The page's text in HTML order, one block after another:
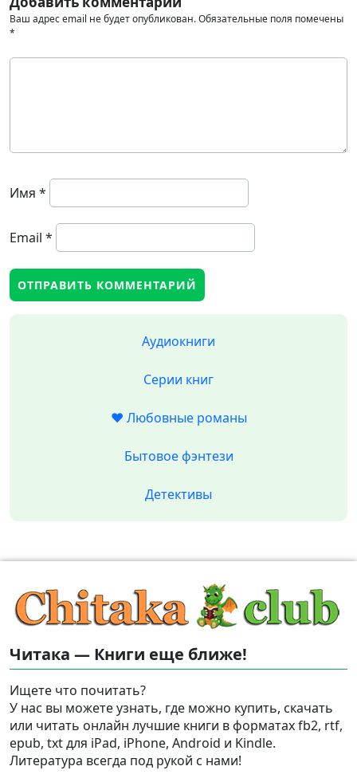
Ваш адрес email не будет опубликован.Обязательные поля помечены
*
Имя *
Email *
Аудиокниги
Серии книг
❤️ Любовные романы
Бытовое фэнтези
Детективы
Читака — Книги еще ближе!
Ищете что почитать?
У нас вы можете узнать, где можно купить, скачать
или читать онлайн лучшие книги в форматах fb2, rtf,
epub, txt для iPad, iPhone, Android и Kindle.
Литература всегда под рукой с нами!